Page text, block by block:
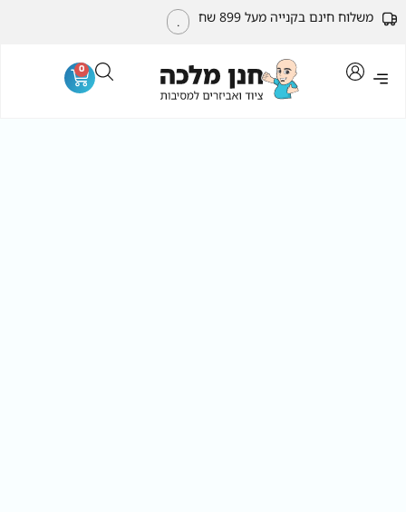
משלוח חינם בקנייה מעל 899 שח .
0